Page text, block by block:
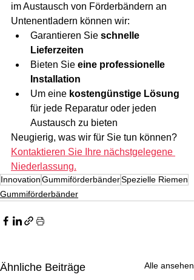
im Austausch von Förderbändern an
Untenentladern können wir:
Garantieren Sie schnelle
Lieferzeiten
Bieten Sie eine professionelle
Installation
Um eine kostengünstige Lösung
für jede Reparatur oder jeden
Austausch zu bieten
Neugierig, was wir für Sie tun können?
Kontaktieren Sie Ihre nächstgelegene
Niederlassung.
InnovationGummiförderbänderSpezielle Riemen
Gummiförderbänder
Ähnliche Beiträge Alle ansehen